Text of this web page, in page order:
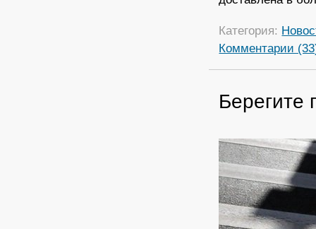
Категория:
Комментарии
Берегите